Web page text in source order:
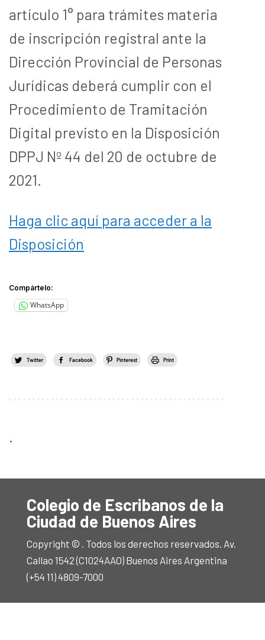
artículo 1° para trámites materia
de inscripción registral ante la
Dirección Provincial de Personas
Jurídicas deberá cumplir con el
Procedimiento de Tramitación
Digital previsto en la Disposición
DPPJ Nº 44 del 20 de octubre de
2021.
Haga clic aquí para acceder a la
Disposición
Compártelo:
WhatsApp
Twitter Facebook Pinterest Print
.
Colegio de Escribanos de la
Ciudad de Buenos Aires
Copyright © . Todos los derechos reservados. Av.
Callao 1542 (C1024AAO) Buenos Aires Argentina
(+54 11) 4809-7000